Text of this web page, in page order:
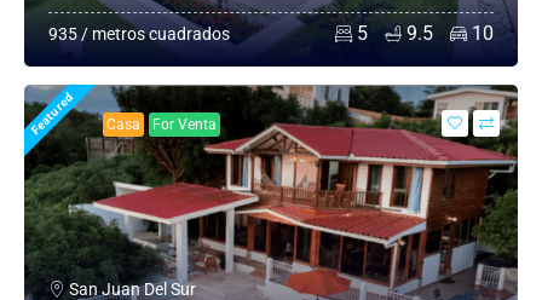
935 / metros cuadrados 5 9.5 10
Featured Casa For Venta
San Juan Del Sur